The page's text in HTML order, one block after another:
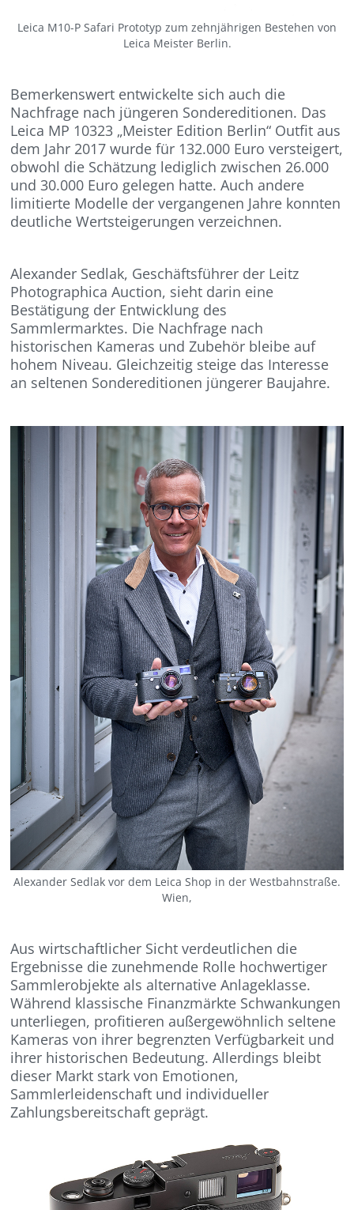
Leica M10-P Safari Prototyp zum zehnjährigen Bestehen von
Leica Meister Berlin.
Bemerkenswert entwickelte sich auch die
Nachfrage nach jüngeren Sondereditionen. Das
Leica MP 10323 „Meister Edition Berlin“ Outfit aus
dem Jahr 2017 wurde für 132.000 Euro versteigert,
obwohl die Schätzung lediglich zwischen 26.000
und 30.000 Euro gelegen hatte. Auch andere
limitierte Modelle der vergangenen Jahre konnten
deutliche Wertsteigerungen verzeichnen.
Alexander Sedlak, Geschäftsführer der Leitz
Photographica Auction, sieht darin eine
Bestätigung der Entwicklung des
Sammlermarktes. Die Nachfrage nach
historischen Kameras und Zubehör bleibe auf
hohem Niveau. Gleichzeitig steige das Interesse
an seltenen Sondereditionen jüngerer Baujahre.
Alexander Sedlak vor dem Leica Shop in der Westbahnstraße.
Wien,
Aus wirtschaftlicher Sicht verdeutlichen die
Ergebnisse die zunehmende Rolle hochwertiger
Sammlerobjekte als alternative Anlageklasse.
Während klassische Finanzmärkte Schwankungen
unterliegen, profitieren außergewöhnlich seltene
Kameras von ihrer begrenzten Verfügbarkeit und
ihrer historischen Bedeutung. Allerdings bleibt
dieser Markt stark von Emotionen,
Sammlerleidenschaft und individueller
Zahlungsbereitschaft geprägt.